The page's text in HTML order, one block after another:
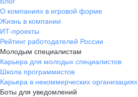
О компаниях в игровой форме
Жизнь в компании
ИТ-проекты
Рейтинг работодателей России
Молодым специалистам
Карьера для молодых специалистов
Школа программистов
Карьера в некоммерческих организациях
Боты для уведомлений